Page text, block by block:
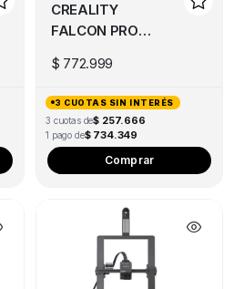
CREALITY
FALCON PRO
$ 772.999
3 CUOTAS SIN INTERÉS
3 cuotas de$ 257.666
1 pago de$ 734.349
Comprar